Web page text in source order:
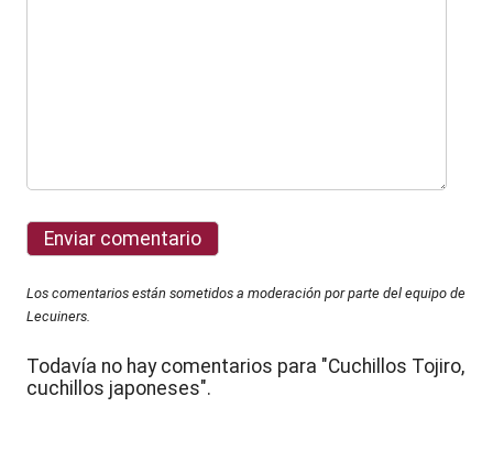
Los comentarios están sometidos a moderación por parte del equipo de
Lecuiners.
Todavía no hay comentarios para "Cuchillos Tojiro,
cuchillos japoneses".